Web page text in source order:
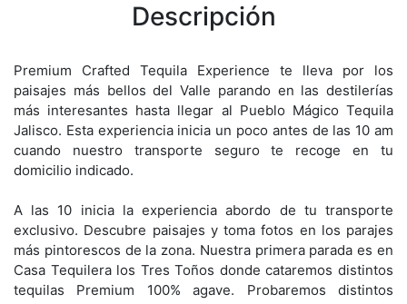
Descripción
Premium Crafted Tequila Experience te lleva por los
paisajes más bellos del Valle parando en las destilerías
más interesantes hasta llegar al Pueblo Mágico Tequila
Jalisco. Esta experiencia inicia un poco antes de las 10 am
cuando nuestro transporte seguro te recoge en tu
domicilio indicado.
A las 10 inicia la experiencia abordo de tu transporte
exclusivo. Descubre paisajes y toma fotos en los parajes
más pintorescos de la zona. Nuestra primera parada es en
Casa Tequilera los Tres Toños donde cataremos distintos
tequilas Premium 100% agave. Probaremos distintos